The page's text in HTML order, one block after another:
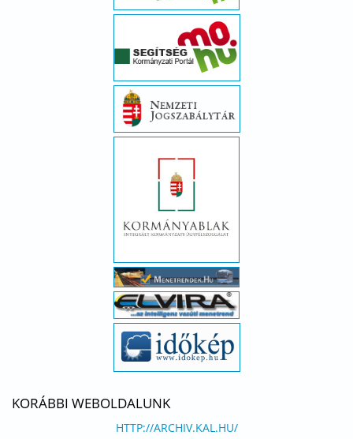
KORÁBBI WEBOLDALUNK
HTTP://ARCHIV.KAL.HU/